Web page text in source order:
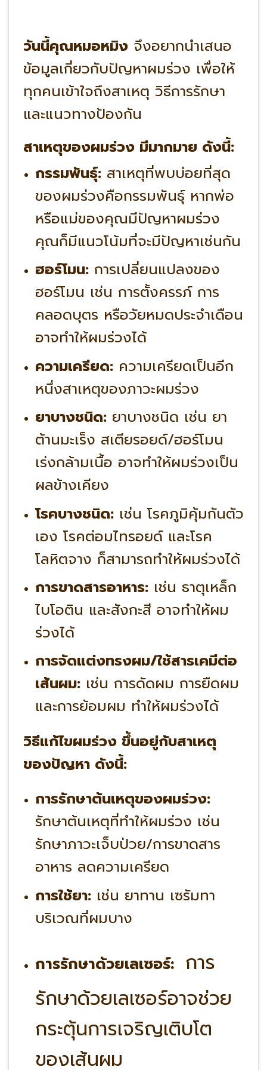
วันนี้คุณหมอหมิงจึงอยากนำเสนอ
ข้อมูลเกี่ยวกับปัญหาผมร่วง เพื่อให้
ทุกคนเข้าใจถึงสาเหตุ วิธีการรักษา
และแนวทางป้องกัน
สาเหตุของผมร่วง มีมากมาย ดังนี้:
กรรมพันธุ์:สาเหตุที่พบบ่อยที่สุด
ของผมร่วงคือกรรมพันธุ์ หากพ่อ
หรือแม่ของคุณมีปัญหาผมร่วง
คุณก็มีแนวโน้มที่จะมีปัญหาเช่นกัน
ฮอร์โมน:การเปลี่ยนแปลงของ
ฮอร์โมน เช่น การตั้งครรภ์ การ
คลอดบุตร หรือวัยหมดประจำเดือน
อาจทำให้ผมร่วงได้
ความเครียด:ความเครียดเป็นอีก
หนึ่งสาเหตุของภาวะผมร่วง
ยาบางชนิด:ยาบางชนิด เช่น ยา
ต้านมะเร็ง สเตียรอยด์/ฮอร์โมน
เร่งกล้ามเนื้อ อาจทำให้ผมร่วงเป็น
ผลข้างเคียง
โรคบางชนิด:เช่น โรคภูมิคุ้มกันตัว
เอง โรคต่อมไทรอยด์ และโรค
โลหิตจาง ก็สามารถทำให้ผมร่วงได้
การขาดสารอาหาร:เช่น ธาตุเหล็ก
ไบโอติน และสังกะสี อาจทำให้ผม
ร่วงได้
การจัดแต่งทรงผม/ใช้สารเคมีต่อ
เส้นผม:เช่น การดัดผม การยืดผม
และการย้อมผม ทำให้ผมร่วงได้
วิธีแก้ไขผมร่วง ขึ้นอยู่กับสาเหตุ
ของปัญหา ดังนี้:
การรักษาต้นเหตุของผมร่วง:
รักษาต้นเหตุที่ทำให้ผมร่วง เช่น
รักษาภาวะเจ็บป่วย/การขาดสาร
อาหาร ลดความเครียด
การใช้ยา:เช่น ยาทาน เซรัมทา
บริเวณที่ผมบาง
การรักษาด้วยเลเซอร์: การ
รักษาด้วยเลเซอร์อาจช่วย
กระตุ้นการเจริญเติบโต
ของเส้นผม